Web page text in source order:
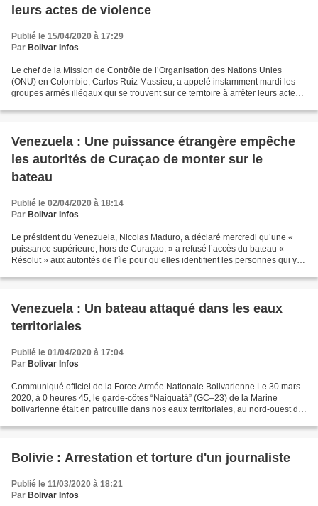
leurs actes de violence
Publié le 15/04/2020 à 17:29
Par Bolivar Infos
Le chef de la Mission de Contrôle de l’Organisation des Nations Unies
(ONU) en Colombie, Carlos Ruiz Massieu, a appelé instamment mardi les
groupes armés illégaux qui se trouvent sur ce territoire à arrêter leurs actes
Venezuela : Une puissance étrangère empêche
les autorités de Curaçao de monter sur le
bateau
Publié le 02/04/2020 à 18:14
Par Bolivar Infos
Le président du Venezuela, Nicolas Maduro, a déclaré mercredi qu’une «
puissance supérieure, hors de Curaçao, » a refusé l’accès du bateau «
Résolut » aux autorités de l'île pour qu’elles identifient les personnes qui y
Venezuela : Un bateau attaqué dans les eaux
territoriales
Publié le 01/04/2020 à 17:04
Par Bolivar Infos
Communiqué officiel de la Force Armée Nationale Bolivarienne Le 30 mars
2020, à 0 heures 45, le garde-côtes “Naiguatá” (GC–23) de la Marine
bolivarienne était en patrouille dans nos eaux territoriales, au nord-ouest de
Bolivie : Arrestation et torture d'un journaliste
Publié le 11/03/2020 à 18:21
Par Bolivar Infos